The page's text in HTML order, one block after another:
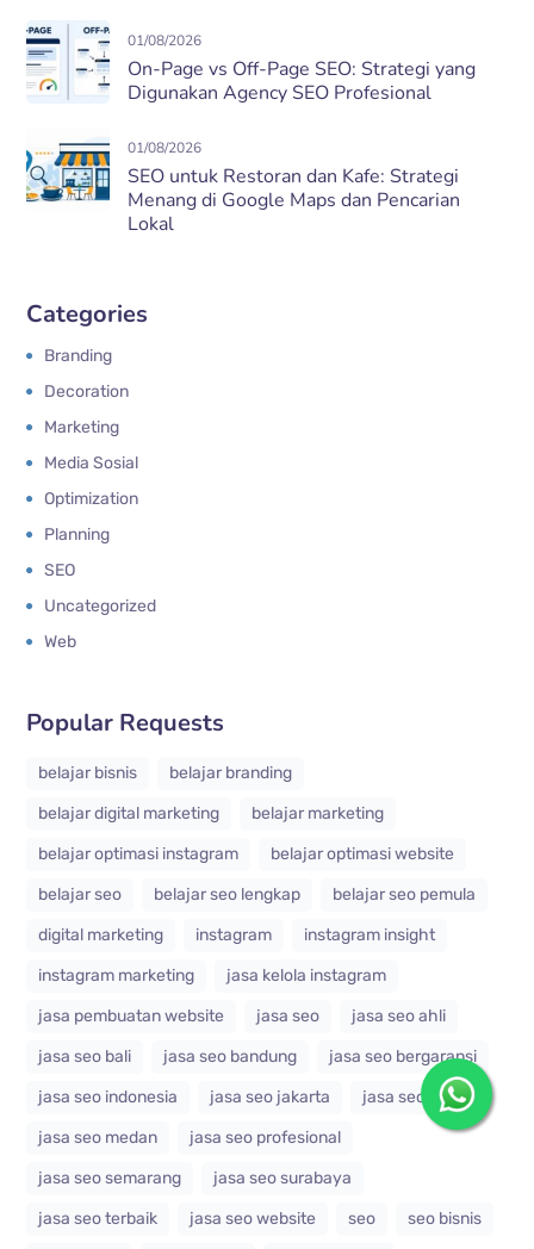
01/08/2026
On-Page vs Off-Page SEO: Strategi yang
Digunakan Agency SEO Profesional
01/08/2026
SEO untuk Restoran dan Kafe: Strategi
Menang di Google Maps dan Pencarian
Lokal
Categories
Branding
Decoration
Marketing
Media Sosial
Optimization
Planning
SEO
Uncategorized
Web
Popular Requests
belajar bisnis
belajar branding
belajar digital marketing
belajar marketing
belajar optimasi instagram
belajar optimasi website
belajar seo
belajar seo lengkap
belajar seo pemula
digital marketing
instagram
instagram insight
instagram marketing
jasa kelola instagram
jasa pembuatan website
jasa seo
jasa seo ahli
jasa seo bali
jasa seo bandung
jasa seo bergaransi
jasa seo indonesia
jasa seo jakarta
jasa seo jogja
jasa seo medan
jasa seo profesional
jasa seo semarang
jasa seo surabaya
jasa seo terbaik
jasa seo website seo
seo bisnis